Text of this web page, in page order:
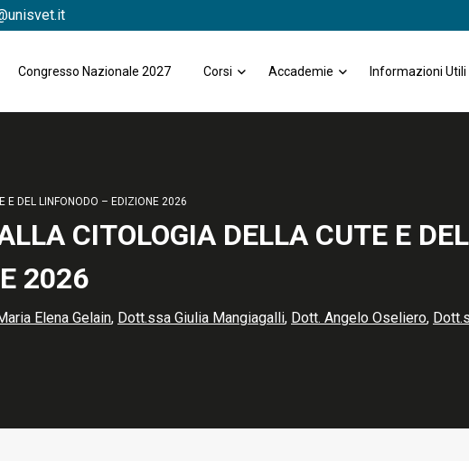
Congresso Nazionale 2027 Corsi Accademie Informazioni Utili
E DEL LINFONODO – EDIZIONE 2026
CITOLOGIA DELLA CUTE E DEL
2026
Elena Gelain, Dott.ssa Giulia Mangiagalli, Dott. Angelo Oseliero,